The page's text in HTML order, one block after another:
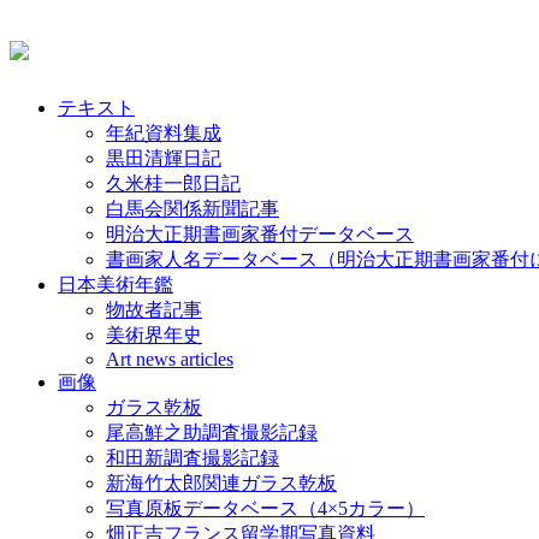
テキスト
年紀資料集成
黒田清輝日記
久米桂一郎日記
白馬会関係新聞記事
明治大正期書画家番付データベース
書画家人名データベース（明治大正期書画家番付
日本美術年鑑
物故者記事
美術界年史
Art news articles
画像
ガラス乾板
尾高鮮之助調査撮影記録
和田新調査撮影記録
新海竹太郎関連ガラス乾板
写真原板データベース（4×5カラー）
畑正吉フランス留学期写真資料